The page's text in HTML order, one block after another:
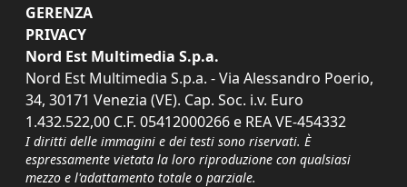
GERENZA
PRIVACY
Nord Est Multimedia S.p.a.
Nord Est Multimedia S.p.a. - Via Alessandro Poerio,
34, 30171 Venezia (VE). Cap. Soc. i.v. Euro
1.432.522,00 C.F. 05412000266 e REA VE-454332
I diritti delle immagini e dei testi sono riservati. È
espressamente vietata la loro riproduzione con qualsiasi
mezzo e l'adattamento totale o parziale.